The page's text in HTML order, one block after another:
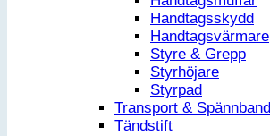
Handtagsskydd
Handtagsvärmare
Styre & Grepp
Styrhöjare
Styrpad
Transport & Spännband
Tändstift